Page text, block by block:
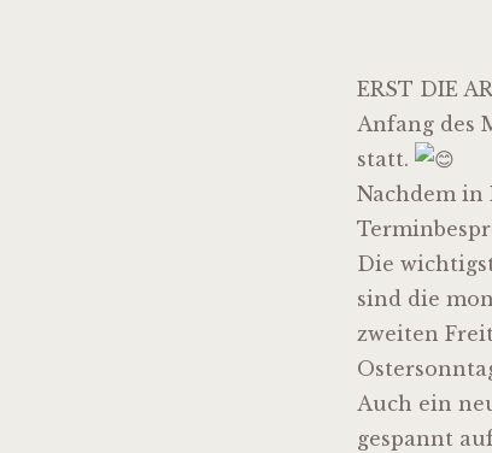
ERST DIE
Anfang des
statt.
Nachdem in
Die
sind die
zweiten
Auch ein
gespannt